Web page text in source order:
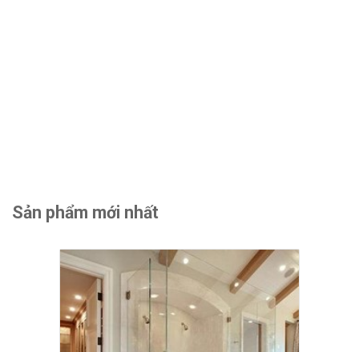
Sản phẩm mới nhất